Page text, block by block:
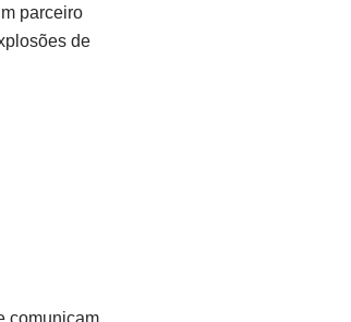
parceiro
de
comunicam